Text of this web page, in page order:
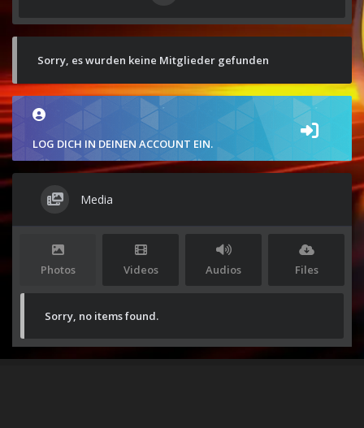
Sorry, es wurden keine Mitglieder gefunden
LOG DICH IN DEINEN ACCOUNT EIN.
Media
Photos Videos Audios Files
Sorry, no items found.